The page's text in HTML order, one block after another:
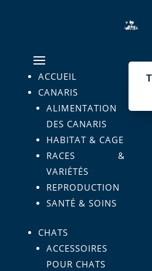
ACCUEIL
CANARIS
ALIMENTATION
DES CANARIS
HABITAT & CAGE
RACES &
VARIÉTÉS
REPRODUCTION
SANTÉ & SOINS
CHATS
ACCESSOIRES
POUR CHATS